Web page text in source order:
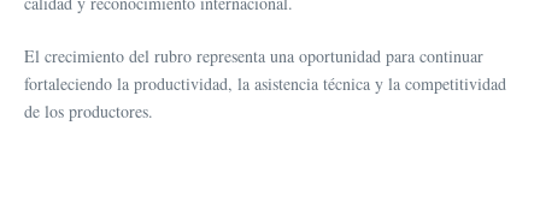
El crecimiento del rubro representa una oportunidad para continuar
fortaleciendo la productividad, la asistencia técnica y la competitividad
de los productores.